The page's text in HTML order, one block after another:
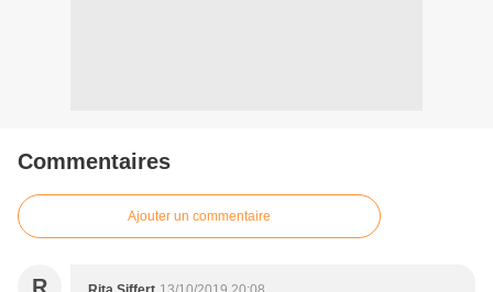
Commentaires
Ajouter un commentaire
R